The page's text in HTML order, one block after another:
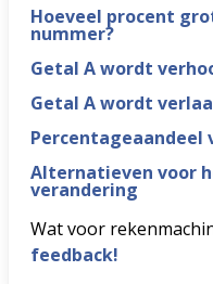
Hoeveel procent
nummer?
Getal A wordt
Getal A wordt
Percentageaandeel
Alternatieven voor
verandering
Wat voor
feedback!